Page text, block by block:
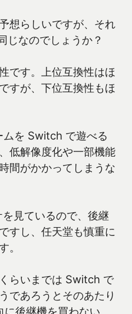
想らしいですが、それ
じなのでしょうか？
です。上位互換性はほ
すが、下位互換性もほ
を Switch で遊べる
低解像度化や一部機能
間がかかってしまうな
見ているので、後継
すし、任天堂も慎重に
。
らいまでは Switch で
であろうとそのあたり
後継機を買わない